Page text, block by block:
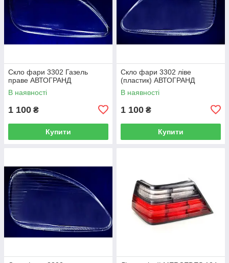
Скло фари 3302 Газель
праве АВТОГРАНД
В наявності
1 100 ₴
Купити
Скло фари 3302 ліве
(пластик) АВТОГРАНД
В наявності
1 100 ₴
Купити